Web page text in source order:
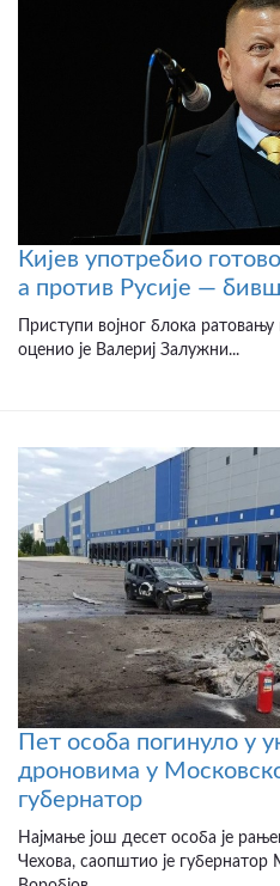
Кијев употребио
а против Русије —
Приступи војног блока
оценио је Валериј Залужни...
Пет особа погинуло у
дроновима у
губернатор
Најмање још десет особа је
Чехова, саопштио је губернатор